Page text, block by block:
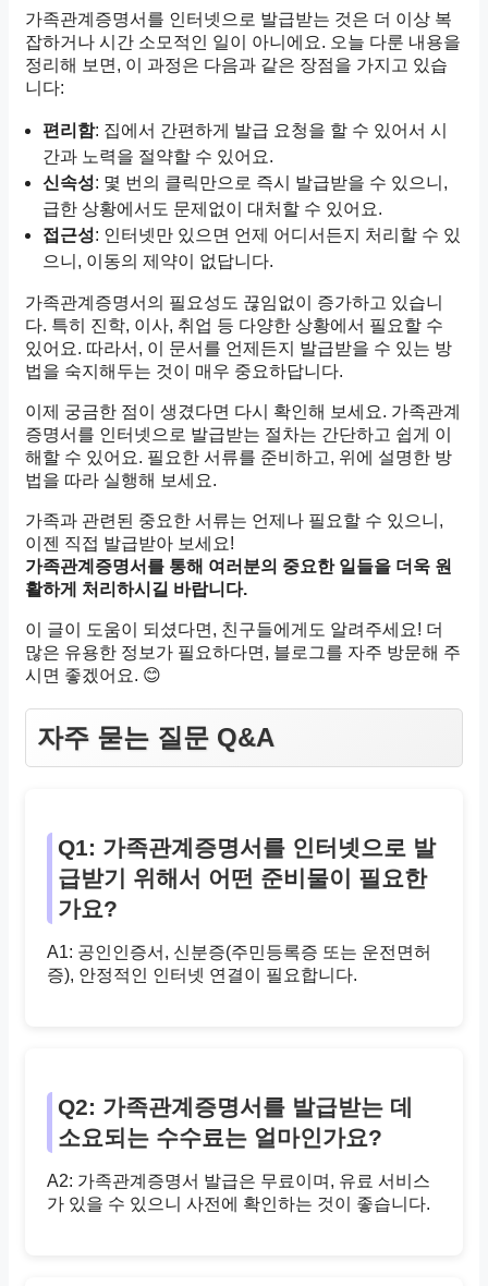
가족관계증명서를 인터넷으로 발급받는 것은 더 이상 복
잡하거나 시간 소모적인 일이 아니에요. 오늘 다룬 내용을
정리해 보면, 이 과정은 다음과 같은 장점을 가지고 있습
니다:
편리함: 집에서 간편하게 발급 요청을 할 수 있어서 시
간과 노력을 절약할 수 있어요.
신속성: 몇 번의 클릭만으로 즉시 발급받을 수 있으니,
급한 상황에서도 문제없이 대처할 수 있어요.
접근성: 인터넷만 있으면 언제 어디서든지 처리할 수 있
으니, 이동의 제약이 없답니다.
가족관계증명서의 필요성도 끊임없이 증가하고 있습니
다. 특히 진학, 이사, 취업 등 다양한 상황에서 필요할 수
있어요. 따라서, 이 문서를 언제든지 발급받을 수 있는 방
법을 숙지해두는 것이 매우 중요하답니다.
이제 궁금한 점이 생겼다면 다시 확인해 보세요. 가족관계
증명서를 인터넷으로 발급받는 절차는 간단하고 쉽게 이
해할 수 있어요. 필요한 서류를 준비하고, 위에 설명한 방
법을 따라 실행해 보세요.
가족과 관련된 중요한 서류는 언제나 필요할 수 있으니,
이젠 직접 발급받아 보세요!
가족관계증명서를 통해 여러분의 중요한 일들을 더욱 원
활하게 처리하시길 바랍니다.
이 글이 도움이 되셨다면, 친구들에게도 알려주세요! 더
많은 유용한 정보가 필요하다면, 블로그를 자주 방문해 주
시면 좋겠어요. 😊
자주 묻는 질문 Q&A
Q1: 가족관계증명서를 인터넷으로 발
급받기 위해서 어떤 준비물이 필요한
가요?
A1: 공인인증서, 신분증(주민등록증 또는 운전면허
증), 안정적인 인터넷 연결이 필요합니다.
Q2: 가족관계증명서를 발급받는 데
소요되는 수수료는 얼마인가요?
A2: 가족관계증명서 발급은 무료이며, 유료 서비스
가 있을 수 있으니 사전에 확인하는 것이 좋습니다.